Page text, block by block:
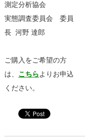
測定分析協会
実態調査委員会 委員
長 河野 達郎
ご購入をご希望の方
は、 こちらよりお申込
ください。